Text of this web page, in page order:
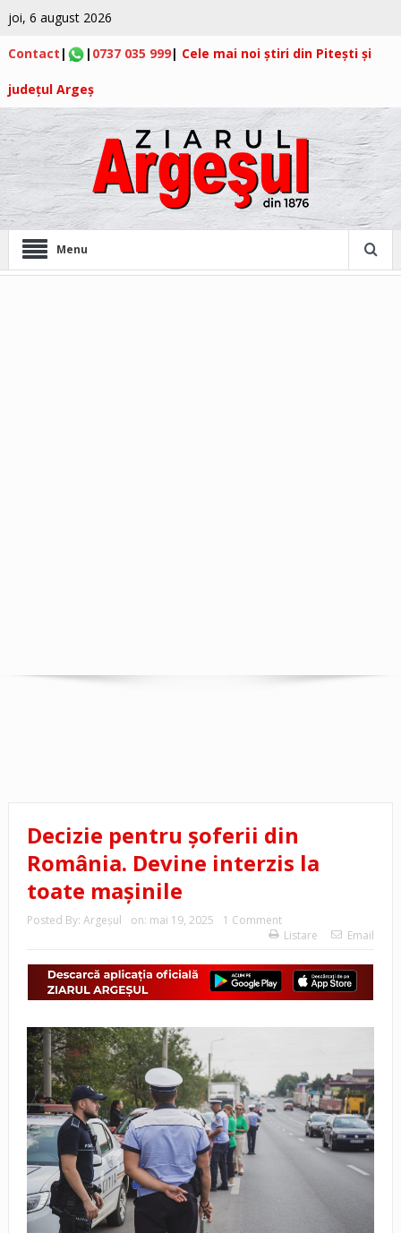
joi, 6 august 2026
Contact | | 0737 035 999| Cele mai noi știri din Pitești și
județul Argeș
Menu
Decizie pentru șoferii din
România. Devine interzis la
toate mașinile
Posted By: Argeşul on: mai 19, 2025
1 Comment
Listare
Email